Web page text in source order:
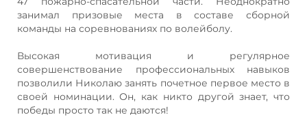
занимал призовые места в составе сборной
команды на соревнованиях по волейболу.
Высокая мотивация и регулярное
совершенствование профессиональных навыков
позволили Николаю занять почетное первое место в
своей номинации. Он, как никто другой знает, что
победы просто так не даются!